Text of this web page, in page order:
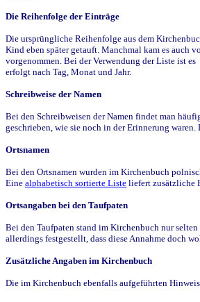
Die Reihenfolge der Einträge
Die ursprüngliche Reihenfolge aus dem
Kind eben später getauft. Manchmal kam es auch
vorgenommen. Bei der Verwendung der Liste ist
erfolgt nach Tag, Monat und Jahr.
Schreibweise der Namen
Bei den Schreibweisen der Namen findet man
geschrieben, wie sie noch in der Erinnerung
Ortsnamen
Bei den Ortsnamen wurden im Kirchenbuch
Eine alphabetisch sortierte Liste liefert zusätzliche
Ortsangaben bei den Taufpaten
Bei den Taufpaten stand im Kirchenbuch nur
allerdings festgestellt, dass diese Annahme doch
Zusätzliche Angaben im Kirchenbuch
Die im Kirchenbuch ebenfalls aufgeführten